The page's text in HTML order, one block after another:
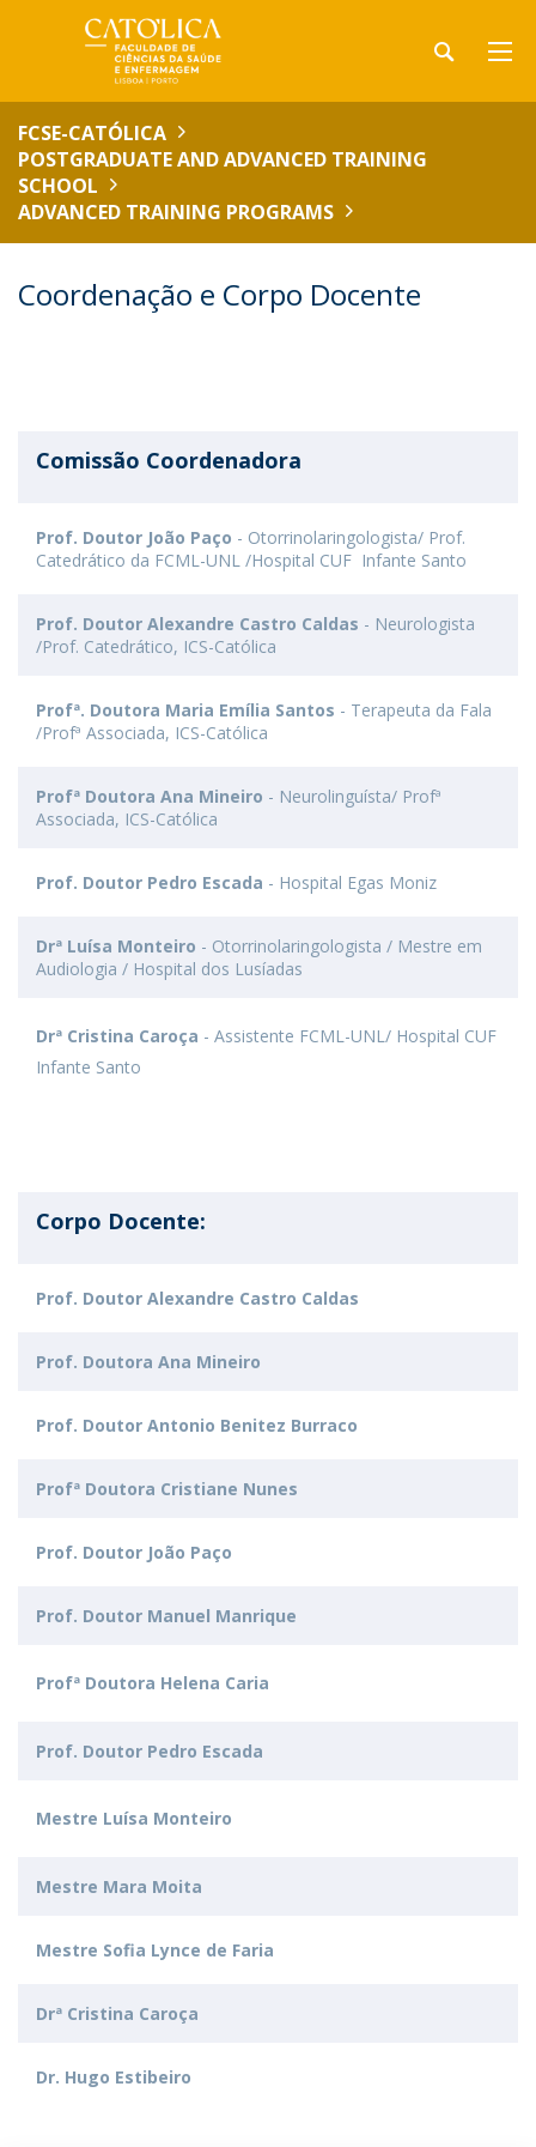
FCSE-CATÓLICA
POSTGRADUATE AND ADVANCED TRAINING
SCHOOL
ADVANCED TRAINING PROGRAMS
Coordenação e Corpo Docente
Comissão Coordenadora
Prof. Doutor João Paço - Otorrinolaringologista/ Prof.
Catedrático da FCML-UNL /Hospital CUF Infante Santo
Prof. Doutor Alexandre Castro Caldas - Neurologista
/Prof. Catedrático, ICS-Católica
Profª. Doutora Maria Emília Santos - Terapeuta da Fala
/Profª Associada, ICS-Católica
Profª Doutora Ana Mineiro - Neurolinguísta/ Profª
Associada, ICS-Católica
Prof. Doutor Pedro Escada - Hospital Egas Moniz
Drª Luísa Monteiro - Otorrinolaringologista / Mestre em
Audiologia / Hospital dos Lusíadas
Drª Cristina Caroça - Assistente FCML-UNL/ Hospital CUF
Infante Santo
Corpo Docente:
Prof. Doutor Alexandre Castro Caldas
Prof. Doutora Ana Mineiro
Prof. Doutor Antonio Benitez Burraco
Profª Doutora Cristiane Nunes
Prof. Doutor João Paço
Prof. Doutor Manuel Manrique
Profª Doutora Helena Caria
Prof. Doutor Pedro Escada
Mestre Luísa Monteiro
Mestre Mara Moita
Mestre Sofia Lynce de Faria
Drª Cristina Caroça
Dr. Hugo Estibeiro